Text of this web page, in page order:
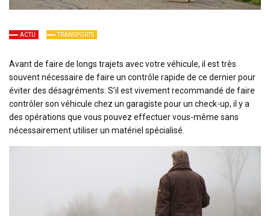
ACTU TRANSPORTS
Avant de faire de longs trajets avec votre véhicule, il est très
souvent nécessaire de faire un contrôle rapide de ce dernier pour
éviter des désagréments. S’il est vivement recommandé de faire
contrôler son véhicule chez un garagiste pour un check-up, il y a
des opérations que vous pouvez effectuer vous-même sans
nécessairement utiliser un matériel spécialisé.